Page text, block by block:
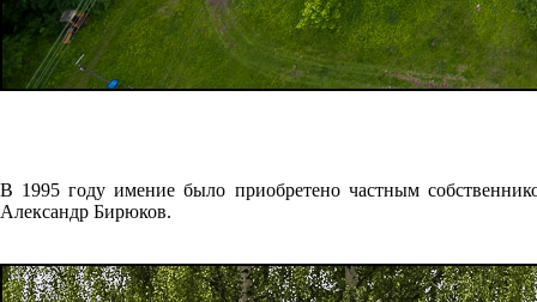
В 1995 году имение было приобретено частным
Александр Бирюков.